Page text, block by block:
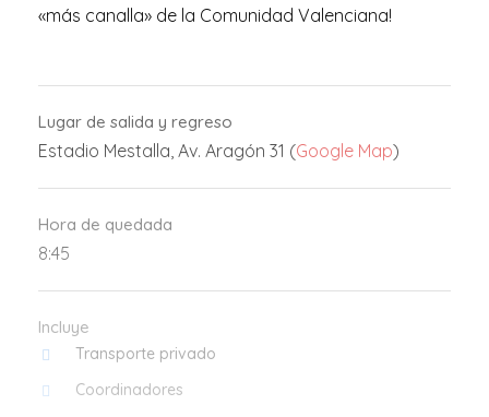
«más canalla» de la Comunidad Valenciana!
Lugar de salida y regreso
Estadio Mestalla, Av. Aragón 31 (Google Map)
Hora de quedada
8:45
Incluye
Transporte privado
Coordinadores